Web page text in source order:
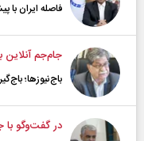
فاصله ایران
جام‌جم آنلاین
باج‌نیوزها؛
در گفت‌و‌گو